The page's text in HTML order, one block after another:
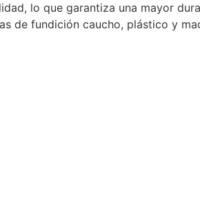
lo que garantiza una mayor
de fundición caucho, plástico y